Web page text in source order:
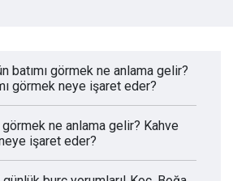
batımı görmek ne anlama gelir?
görmek neye işaret eder?
ne anlama gelir? Kahve
işaret eder?